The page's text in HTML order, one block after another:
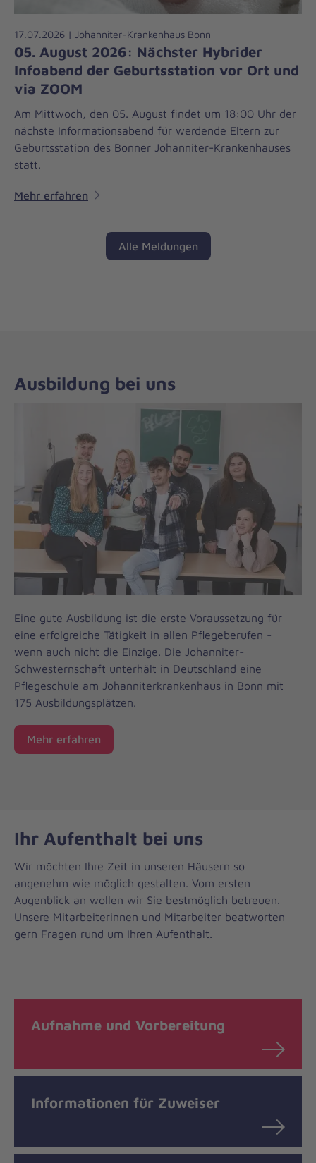
17.07.2026 | Johanniter-Krankenhaus Bonn
05. August 2026: Nächster Hybrider
Infoabend der Geburtsstation vor Ort und
via ZOOM
Am Mittwoch, den 05. August findet um 18:00 Uhr der
nächste Informationsabend für werdende Eltern zur
Geburtsstation des Bonner Johanniter-Krankenhauses
statt.
Mehr erfahren
Alle Meldungen
Ausbildung bei uns
Eine gute Ausbildung ist die erste Voraussetzung für
eine erfolgreiche Tätigkeit in allen Pflegeberufen -
wenn auch nicht die Einzige. Die Johanniter-
Schwesternschaft unterhält in Deutschland eine
Pflegeschule am Johanniterkrankenhaus in Bonn mit
175 Ausbildungsplätzen.
Mehr erfahren
Ihr Aufenthalt bei uns
Wir möchten Ihre Zeit in unseren Häusern so
angenehm wie möglich gestalten. Vom ersten
Augenblick an wollen wir Sie bestmöglich betreuen.
Unsere Mitarbeiterinnen und Mitarbeiter beatworten
gern Fragen rund um Ihren Aufenthalt.
Aufnahme und Vorbereitung
Informationen für Zuweiser